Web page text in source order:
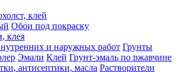
клей
Обои под покраску
клея
и наружных работ Грунты
Эмали Клей Грунт-эмаль по ржавчине
антисептики, масла Растворители